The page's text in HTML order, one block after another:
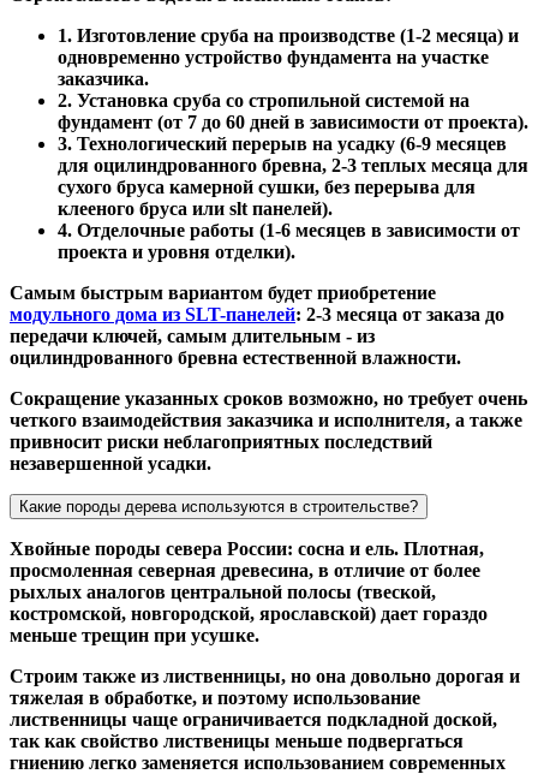
1. Изготовление сруба на производстве (1-2 месяца) и
одновременно устройство фундамента на участке
заказчика.
2. Установка сруба со стропильной системой на
фундамент (от 7 до 60 дней в зависимости от проекта).
3. Технологический перерыв на усадку (6-9 месяцев
для оцилиндрованного бревна, 2-3 теплых месяца для
сухого бруса камерной сушки, без перерыва для
клееного бруса или slt панелей).
4. Отделочные работы (1-6 месяцев в зависимости от
проекта и уровня отделки).
Самым быстрым вариантом будет приобретение
модульного дома из SLT-панелей: 2-3 месяца от заказа до
передачи ключей, самым длительным - из
оцилиндрованного бревна естественной влажности.
Сокращение указанных сроков возможно, но требует очень
четкого взаимодействия заказчика и исполнителя, а также
привносит риски неблагоприятных последствий
незавершенной усадки.
Какие породы дерева используются в строительстве?
Хвойные породы севера России: сосна и ель. Плотная,
просмоленная северная древесина, в отличие от более
рыхлых аналогов центральной полосы (твеской,
костромской, новгородской, ярославской) дает гораздо
меньше трещин при усушке.
Строим также из лиственницы, но она довольно дорогая и
тяжелая в обработке, и поэтому использование
лиственницы чаще ограничивается подкладной доской,
так как свойство лиственицы меньше подвергаться
гниению легко заменяется использованием современных